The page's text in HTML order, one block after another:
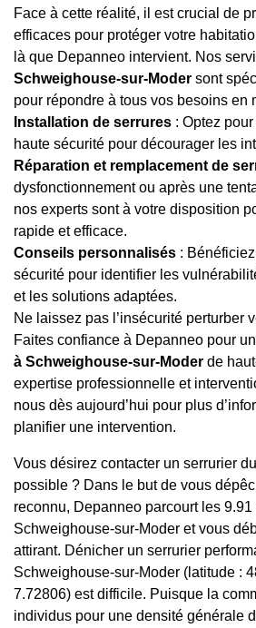
Face à cette réalité, il est crucial de
efficaces pour protéger votre
là que Depanneo intervient. Nos
Schweighouse-sur-Moder sont
pour répondre à tous vos besoins en
Installation de serrures : Optez
haute sécurité pour décourager les
Réparation et remplacement de
dysfonctionnement ou après une
nos experts sont à votre disposition
rapide et efficace.
Conseils personnalisés :
sécurité pour identifier les
et les solutions adaptées.
Ne laissez pas l’insécurité perturber
Faites confiance à Depanneo pour
à Schweighouse-sur-Moder de
expertise professionnelle et
nous dès aujourd’hui pour plus
planifier une intervention.
Vous désirez contacter un serrurier
possible ? Dans le but de vous
reconnu, Depanneo parcourt les 9.91
Schweighouse-sur-Moder et vous
attirant. Dénicher un serrurier
Schweighouse-sur-Moder (latitude :
7.72806) est difficile. Puisque la
individus pour une densité générale